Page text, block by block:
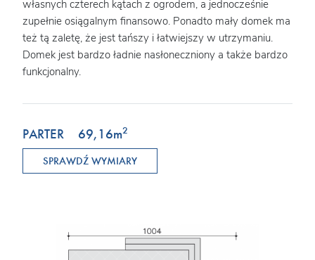
własnych czterech kątach z ogrodem, a jednocześnie
zupełnie osiągalnym finansowo. Ponadto mały domek ma
też tą zaletę, że jest tańszy i łatwiejszy w utrzymaniu.
Domek jest bardzo ładnie nasłoneczniony a także bardzo
funkcjonalny.
PARTER 69,16m2
SPRAWDŹ WYMIARY